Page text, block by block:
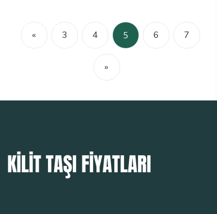
« 3 4 5 6 7
»